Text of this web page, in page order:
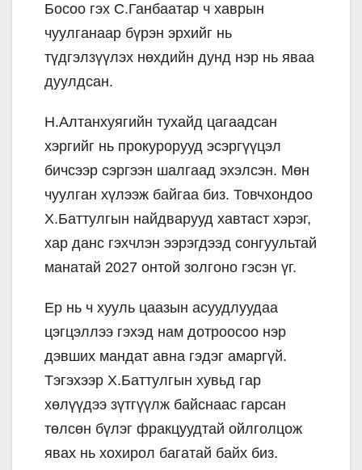
Босоо гэх С.Ганбаатар ч хаврын
чуулганаар бүрэн эрхийг нь
түдгэлзүүлэх нөхдийн дунд нэр нь яваа
дуулдсан.
Н.Алтанхуягийн тухайд цагаадсан
хэргийг нь прокурорууд эсэргүүцэл
бичсээр сэргээн шалгаад эхэлсэн. Мөн
чуулган хүлээж байгаа биз. Товчхондоо
Х.Баттулгын найдварууд хавтаст хэрэг,
хар данс гэхчлэн ээрэгдээд сонгуультай
манатай 2027 онтой золгоно гэсэн үг.
Ер нь ч хууль цаазын асуудлуудаа
цэгцэллээ гэхэд нам дотроосоо нэр
дэвших мандат авна гэдэг амаргүй.
Тэгэхээр Х.Баттулгын хувьд гар
хөлүүдээ зүтгүүлж байснаас гарсан
төлсөн бүлэг фракцуудтай ойлголцож
явах нь хохирол багатай байх биз.